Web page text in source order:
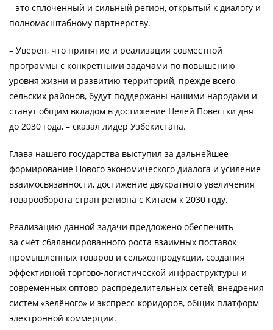
– это сплоченный и сильный регион, открытый к диалогу и
полномасштабному партнерству.
– Уверен, что принятие и реализация совместной
программы с конкретными задачами по повышению
уровня жизни и развитию территорий, прежде всего
сельских районов, будут поддержаны нашими народами и
станут общим вкладом в достижение Целей Повестки дня
до 2030 года, – сказал лидер Узбекистана.
Глава нашего государства выступил за дальнейшее
формирование Нового экономического диалога и усиление
взаимосвязанности, достижение двукратного увеличения
товарооборота стран региона с Китаем к 2030 году.
Реализацию данной задачи предложено обеспечить
за счёт сбалансированного роста взаимных поставок
промышленных товаров и сельхозпродукции, создания
эффективной торгово-логистической инфраструктуры и
современных оптово-распределительных сетей, внедрения
систем «зелёного» и экспресс-коридоров, общих платформ
электронной коммерции.